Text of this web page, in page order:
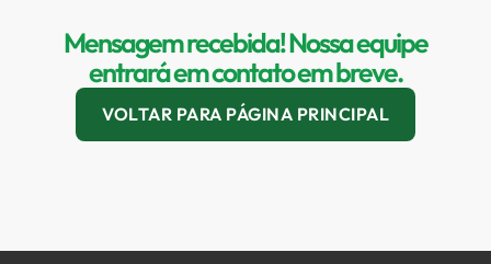
Mensagem recebida! Nossa equipe
entrará em contato em breve.
VOLTAR PARA PÁGINA PRINCIPAL